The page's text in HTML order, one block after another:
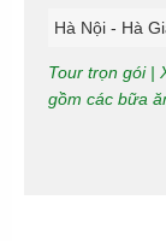
Hà Nội - Hà
Tour trọn gói |
gồm các bữa